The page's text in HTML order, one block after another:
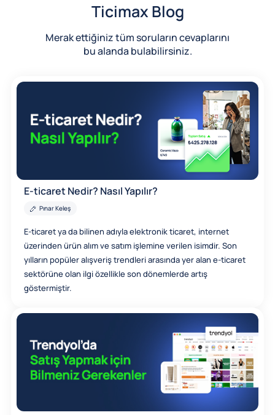
Ticimax Blog
Merak ettiğiniz tüm soruların cevaplarını
bu alanda bulabilirsiniz.
E-ticaret Nedir? Nasıl Yapılır?
Pınar Keleş
E-ticaret ya da bilinen adıyla elektronik ticaret, internet
üzerinden ürün alım ve satım işlemine verilen isimdir. Son
yılların popüler alışveriş trendleri arasında yer alan e-ticaret
sektörüne olan ilgi özellikle son dönemlerde artış
göstermiştir.